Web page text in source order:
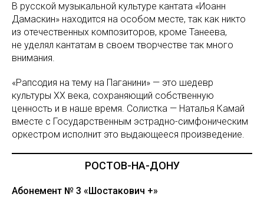
В русской музыкальной культуре кантата «Иоанн
Дамаскин» находится на особом месте, так как никто
из отечественных композиторов, кроме Танеева,
не уделял кантатам в своем творчестве так много
внимания.
«Рапсодия на тему на Паганини» — это шедевр
культуры XX века, сохраняющий собственную
ценность и в наше время. Солистка — Наталья Камай
вместе с Государственным эстрадно-симфоническим
оркестром исполнит это выдающееся произведение.
РОСТОВ-НА-ДОНУ
Абонемент № 3 «Шостакович +»